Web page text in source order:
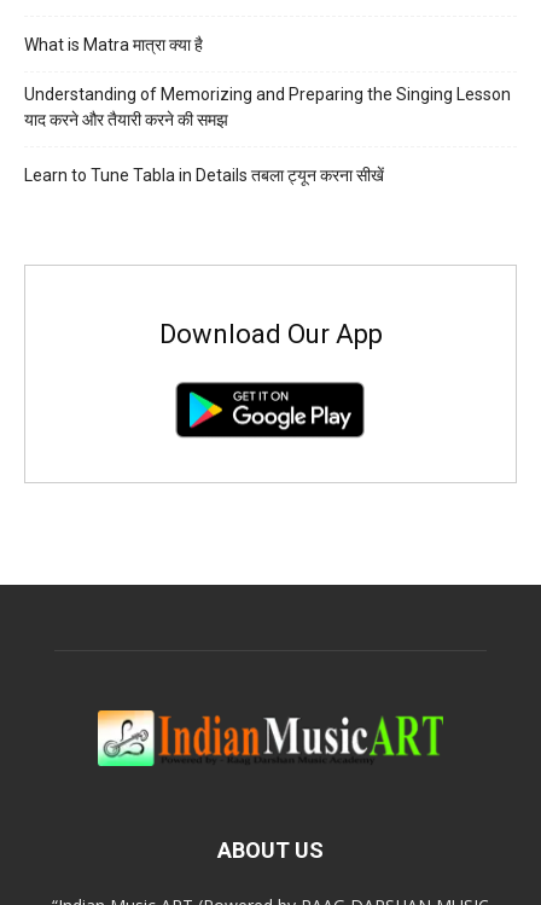
What is Matra मात्रा क्या है
Understanding of Memorizing and Preparing the Singing Lesson
याद करने और तैयारी करने की समझ
Learn to Tune Tabla in Details तबला ट्यून करना सीखें
Download Our App
ABOUT US